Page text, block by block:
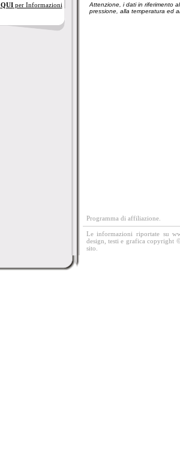
QUIper Informazioni
Attenzione, i dati in riferimento
pressione, alla temperatura ed
Programma di affiliazione.
Le informazioni riportate su
design, testi e grafica copyright
sito.